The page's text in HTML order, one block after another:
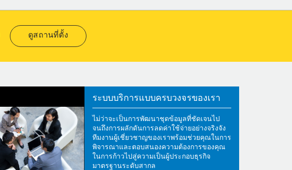
ดูสถานที่ตั้ง
ระบบบริการแบบครบวงจรของเรา
ไม่ว่าจะเป็นการพัฒนาชุดข้อมูลที่ชัดเจนไป
จนถึงการผลักดันการลดค่าใช้จ่ายอย่างจริงจัง
ทีมงานผู้เชี่ยวชาญของเราพร้อมช่วยคุณในการ
พิจารณาและตอบสนองความต้องการของคุณ
ในการก้าวไปสู่ความเป็นผู้ประกอบธุรกิจ
มาตรฐานระดับสากล